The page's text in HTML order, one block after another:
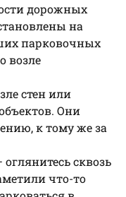
дорожных
на
парковочных
возле
стен или
Они
к тому же за
сквозь
что-то